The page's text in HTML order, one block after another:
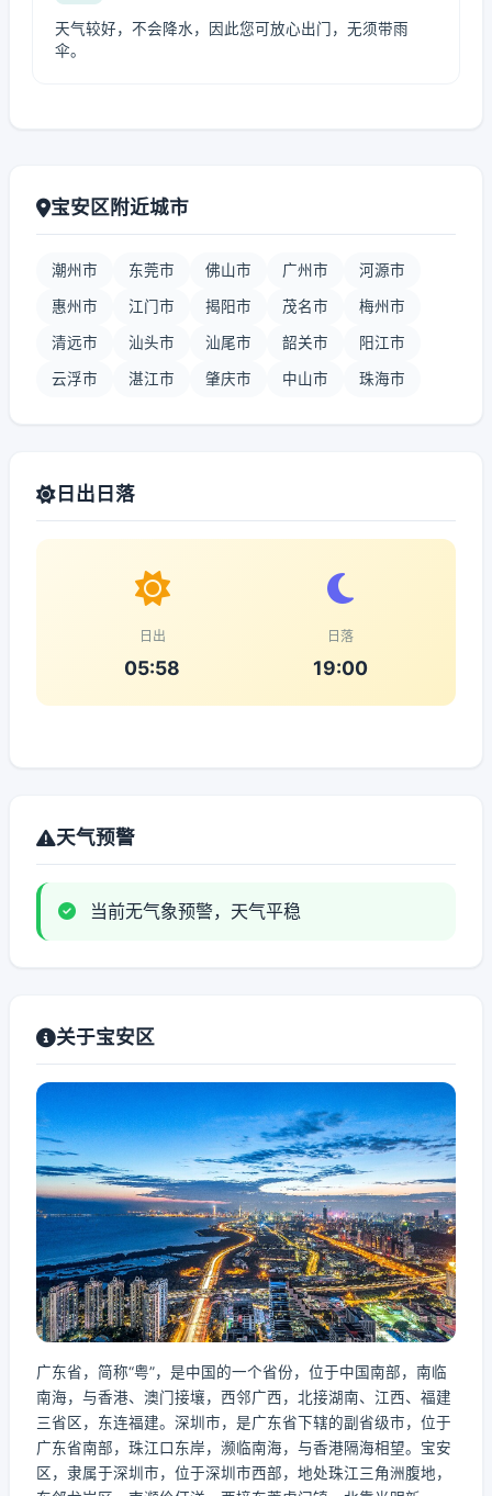
天气较好，不会降水，因此您可放心出门，无须带雨
伞。
宝安区附近城市
潮州市 东莞市 佛山市 广州市 河源市
惠州市 江门市 揭阳市 茂名市 梅州市
清远市 汕头市 汕尾市 韶关市 阳江市
云浮市 湛江市 肇庆市 中山市 珠海市
日出日落
日出
05:58
日落
19:00
天气预警
当前无气象预警，天气平稳
关于宝安区
广东省，简称“粤”，是中国的一个省份，位于中国南部，南临
南海，与香港、澳门接壤，西邻广西，北接湖南、江西、福建
三省区，东连福建。深圳市，是广东省下辖的副省级市，位于
广东省南部，珠江口东岸，濒临南海，与香港隔海相望。宝安
区，隶属于深圳市，位于深圳市西部，地处珠江三角洲腹地，